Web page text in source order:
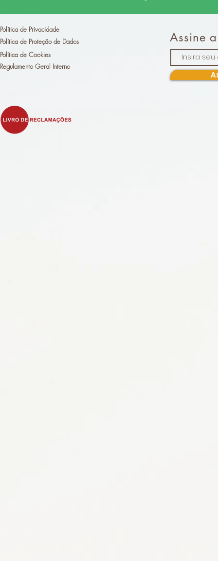
Política de Privacidade
Política de Proteção de Dados
Política de Cookies
Regulamento Geral Interno
Assine